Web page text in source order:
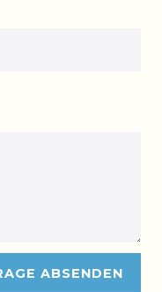
ABSENDEN